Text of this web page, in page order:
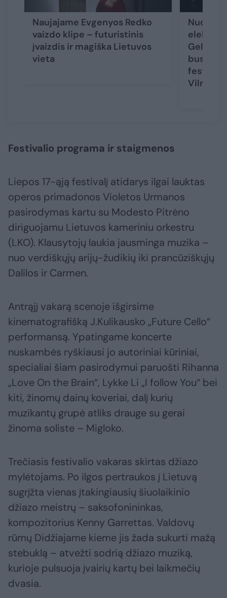
Naujajame Evgenyos Redko
vaizdo klipe – futuristinis
įvaizdis ir magiška Lietuvos
vieta
Nuo
bus
Vilnius“
Festivalio programa ir staigmenos
Liepos 17-ąją festivalį atidarys ilgai lauktas
operos primadonos Violetos Urmanos
pasirodymas kartu su Modesto Pitrėno
diriguojamu Lietuvos kameriniu orkestru
(LKO). Klausytojų laukia jausminga muzika –
nuo verdiškųjų arijų-žudikių iki prancūziškųjų
Dalilos ir Carmen.
Antrąjį vakarą scenoje išgirsime
kinematografišką J.Kulikausko „Future Cello“
performansą. Ypatingame koncerte
nuskambės ryškiausi jo autoriniai kūriniai,
specialiai šiam pasirodymui paruošti Rihanna
„Love On the Brain“, Lykke Li „I follow You“ bei
kiti, žinomų dainų koveriai, dalį kurių
muzikantų grupė atliks drauge su gerai
žinoma soliste – Migloko.
Trečiasis festivalio vakaras skirtas džiazo
mylėtojams. Po ilgos pertraukos į Lietuvą
sugrįžta vienas įtakingiausių šiuolaikinio
džiazo meistrų – saksofonininkas,
kompozitorius Kenny Garrettas. Valdovų
rūmų Didžiajame kieme jis žada sukurti mažą
stebuklą – atvežti sodrią džiazo muziką,
kurioje pulsuoja įvairių kartų bei laikmečių
dvasia.